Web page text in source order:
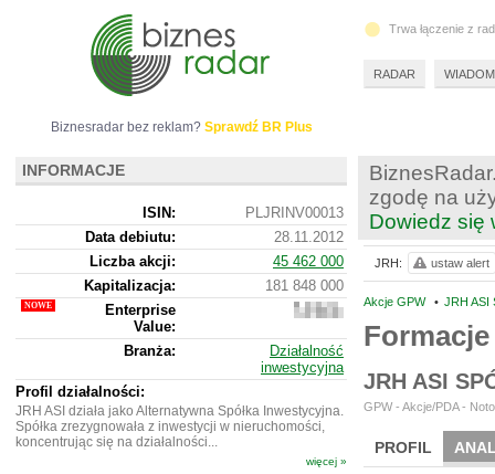
zgodę na
Dowiedz się
Akcje GPW • JRH ASI
JRH ASI
GPW - Akcje/PDA -
PROFIL
JRH: ustaw alert
Biznesradar bez reklam? Sprawdź BR Plus
INFORMACJE
ISIN:
PLJRINV00013
Data debiutu:
28.11.2012
Liczba akcji:
45 462 000
Kapitalizacja:
181 848 000
Enterprise
Value:
181
000
Branża:
Działalność
inwestycyjna
Profil działalności:
JRH ASI działa jako Alternatywna Spółka Inwestycyjna.
Spółka zrezygnowała z inwestycji w nieruchomości,
koncentrując się na działalności...
więcej »
Trwa łączenie z
RADAR